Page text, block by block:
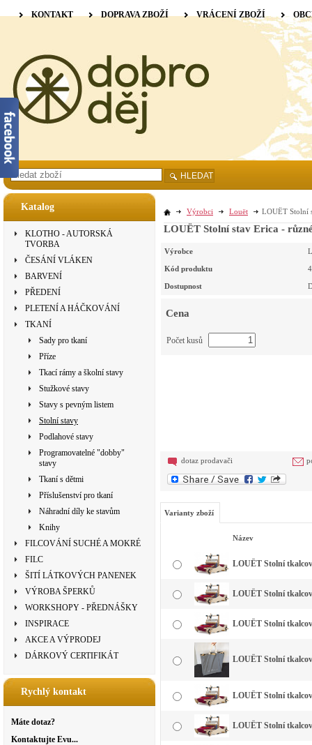
Katalog
KLOTHO - AUTORSKÁ
TVORBA
ČESÁNÍ VLÁKEN
BARVENÍ
PŘEDENÍ
PLETENÍ A HÁČKOVÁNÍ
TKANÍ
Sady pro tkaní
Příze
Tkací rámy a školní stavy
Stužkové stavy
Stavy s pevným listem
Stolní stavy
Podlahové stavy
Programovatelné "dobby"
stavy
Tkaní s dětmi
Příslušenství pro tkaní
Náhradní díly ke stavům
Knihy
FILCOVÁNÍ SUCHÉ A MOKRÉ
FILC
ŠITÍ LÁTKOVÝCH PANENEK
VÝROBA ŠPERKŮ
WORKSHOPY - PŘEDNÁŠKY
INSPIRACE
AKCE A VÝPRODEJ
DÁRKOVÝ CERTIFIKÁT
Rychlý kontakt
Máte dotaz?
Kontaktujte Evu...
Výrobci Louët LOUËT Stolní
LOUËT Stolní stav Erica -
Výrobce
Kód produktu
Dostupnost
Cena
Počet kusů
dotaz prodavači
Varianty zboží
Název
LOUËT Stolní
LOUËT Stolní
LOUËT Stolní
LOUËT Stolní
LOUËT Stolní
LOUËT Stolní
KONTAKT DOPRAVA ZBOŽÍ VRÁCENÍ ZBOŽÍ
HLEDAT